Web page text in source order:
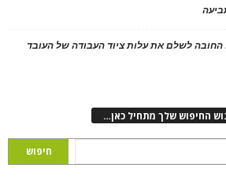
החובה לשלם את עלות ציוד העבודה של העובד
החיפוש שלך מתחיל כאן…